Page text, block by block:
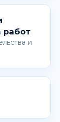
работ
и